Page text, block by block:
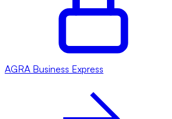
AGRA Business Express